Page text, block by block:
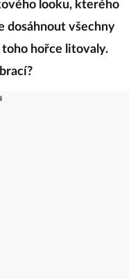
looku, kterého
dosáhnout všechny
toho hořce litovaly.